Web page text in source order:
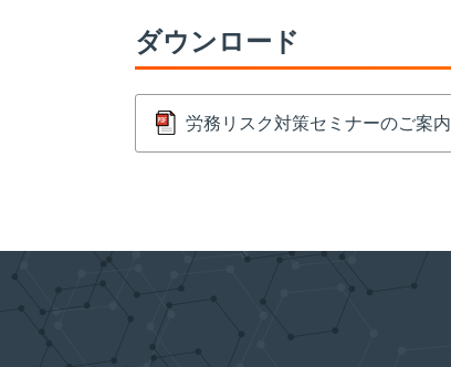
ダウンロード
労務リスク対策セミナーのご案内